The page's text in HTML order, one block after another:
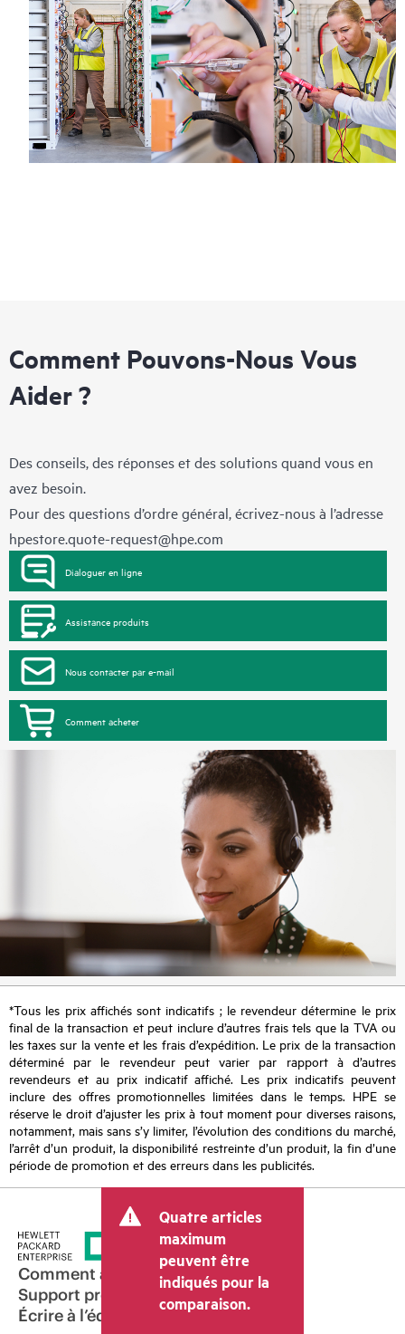
Comment Pouvons-Nous Vous
Aider ?
Des conseils, des réponses et des solutions quand vous en
avez besoin.
Pour des questions d’ordre général, écrivez-nous à l’adresse
hpestore.quote-request@hpe.com
Dialoguer en ligne
Assistance produits
Nous contacter par e-mail
Comment acheter
*Tous les prix affichés sont indicatifs ; le revendeur détermine le prix
final de la transaction et peut inclure d’autres frais tels que la TVA ou
les taxes sur la vente et les frais d’expédition. Le prix de la transaction
déterminé par le revendeur peut varier par rapport à d’autres
revendeurs et au prix indicatif affiché. Les prix indicatifs peuvent
inclure des offres promotionnelles limitées dans le temps. HPE se
réserve le droit d’ajuster les prix à tout moment pour diverses raisons,
notamment, mais sans s’y limiter, l’évolution des conditions du marché,
l’arrêt d’un produit, la disponibilité restreinte d’un produit, la fin d’une
période de promotion et des erreurs dans les publicités.
Quatre articles
maximum
peuvent être
indiqués pour la
comparaison.
Comment acheter
Support produit
Écrire à l’équipe commerciale